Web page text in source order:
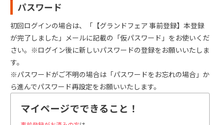
パスワード
初回ログインの場合は、「【グランドフェア 事前登録】本登録
が完了しました」メールに記載の「仮パスワード」をお使いくだ
さい。※ログイン後に新しいパスワードの登録をお願いいたしま
す。
※パスワードがご不明の場合は「パスワードをお忘れの場合」か
ら進んでパスワード再設定をお願いいたします。
マイページでできること！